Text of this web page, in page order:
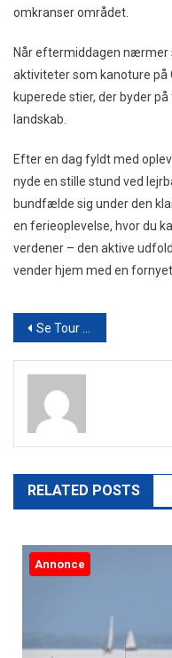
omkranser området.
Når eftermiddagen nærmer
aktiviteter som kanoture på
kuperede stier, der byder
landskab.
Efter en dag fyldt med
nyde en stille stund ved
bundfælde sig under den
en ferieoplevelse, hvor du
verdener – den aktive
vender hjem med en
Se Tour de France i ferien 2025
RELATED POSTS
Annonce